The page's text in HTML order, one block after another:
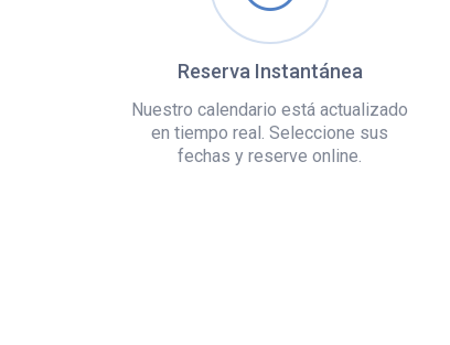
Reserva Instantánea
Nuestro calendario está actualizado
en tiempo real. Seleccione sus
fechas y reserve online.